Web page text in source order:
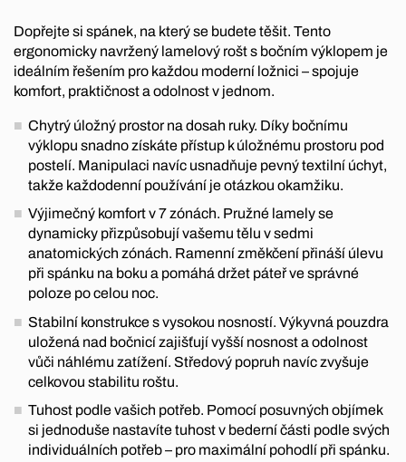
Dopřejte si spánek, na který se budete těšit. Tento
ergonomicky navržený lamelový rošt s bočním výklopem je
ideálním řešením pro každou moderní ložnici – spojuje
komfort, praktičnost a odolnost v jednom.
Chytrý úložný prostor na dosah ruky. Díky bočnímu
výklopu snadno získáte přístup k úložnému prostoru pod
postelí. Manipulaci navíc usnadňuje pevný textilní úchyt,
takže každodenní používání je otázkou okamžiku.
Výjimečný komfort v 7 zónách. Pružné lamely se
dynamicky přizpůsobují vašemu tělu v sedmi
anatomických zónách. Ramenní změkčení přináší úlevu
při spánku na boku a pomáhá držet páteř ve správné
poloze po celou noc.
Stabilní konstrukce s vysokou nosností. Výkyvná pouzdra
uložená nad bočnicí zajišťují vyšší nosnost a odolnost
vůči náhlému zatížení. Středový popruh navíc zvyšuje
celkovou stabilitu roštu.
Tuhost podle vašich potřeb. Pomocí posuvných objímek
si jednoduše nastavíte tuhost v bederní části podle svých
individuálních potřeb – pro maximální pohodlí při spánku.